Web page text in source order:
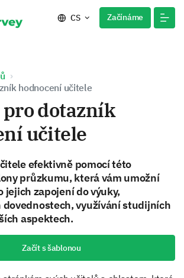
CS Začínáme
hodnocení učitele
pro dotazník
učitele
efektivně pomocí této
průzkumu, která vám umožní
jejich zapojení do výuky,
využívání studijních
aspektech.
Začít s šablonou